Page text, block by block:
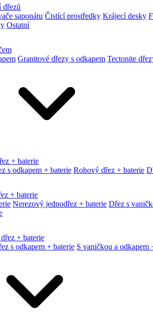
dřezů
saponátu Čistící prostředky Krájecí desky
Ostatní
Granitové dřezy s odkapem Tectonite
+ baterie
s odkapem + baterie Rohový dřez + baterie
+ baterie
Nerezový jednodřez + baterie Dřez s
+ baterie
s odkapem + baterie S vaničkou a odkapem